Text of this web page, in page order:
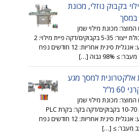
בקבוק נוזלי, מכונת
במסך
מכונת מילוי שמן
סיגריה אלקטרונית קיבולת ייצור: 5-35 בקבוקים/דקה פיית מילוי: 2
פעולה: שפת מסך מגע: אנגלית סינית אחריות: 12 חודשים נפח
אלקטרונית למסך מגע
מ"ל
מכונת מילוי שמן
אסיגריות קיבולת ייצור: 10-70 בקבוקים/דקה בקר: בקרת PLC
תפעול: שפת מסך מגע: אנגלית סינית אחריות: 12 חודשים נפח